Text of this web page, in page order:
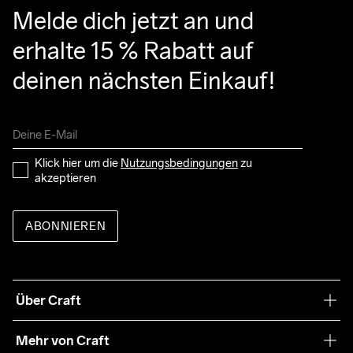
Melde dich jetzt an und
erhalte 15 % Rabatt auf
deinen nächsten Einkauf!
Klick hier um die Nutzungsbedingungen zu
akzeptieren
ABONNIEREN
Über Craft
Mehr von Craft